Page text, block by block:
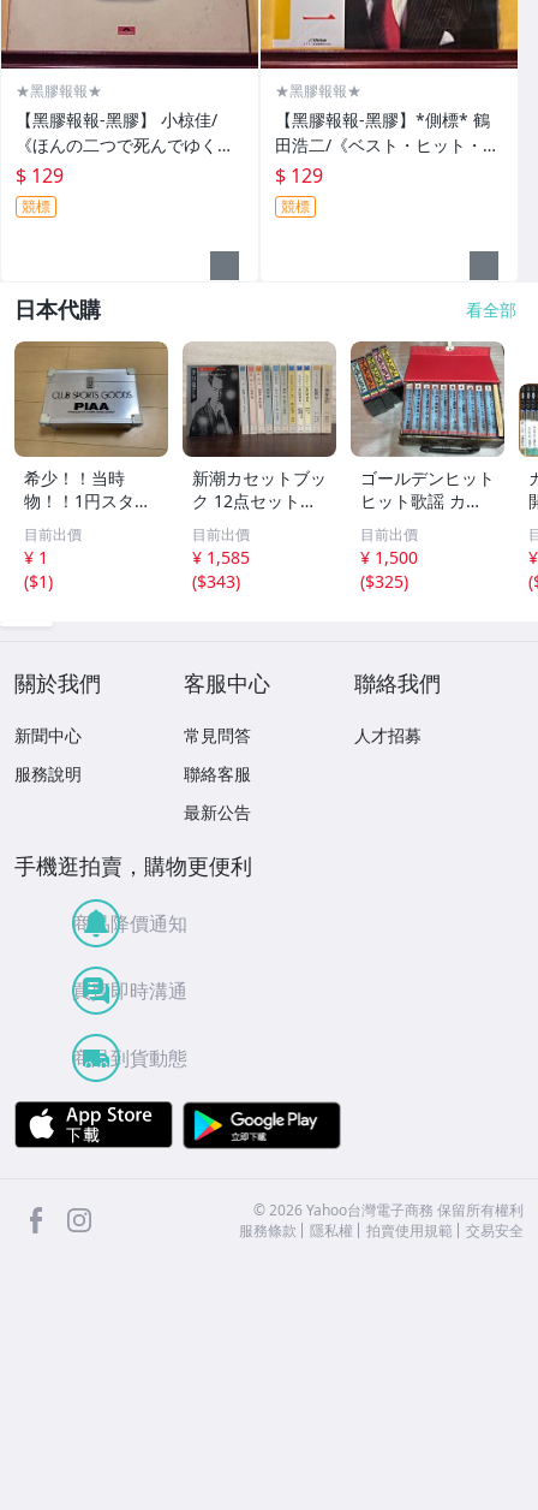
★黑膠報報★
【黑膠報報-黑膠】 小椋佳/
《ほんの二つで死んでゆく》
（只剩下二就死了）-A11-5
$ 129
競標
★黑膠報報★
【黑膠報報-黑膠】*側標* 鶴
田浩二/《ベスト・ヒット・ア
ルバム》 -A11-5
$ 129
競標
日本代購 看全部
希少！！当時
物！！1円スター
ト売り切り！！PI
AA CLUB SPORT
S GOODS アルミ
ケース 収納
目前出價
¥ 1
($1)
新潮カセットブッ
ク 12点セット
【三島由紀夫／森
外／太宰治／芥川
龍之介／谷崎潤一
郎／宮沢賢治／
目前出價
¥ 1,585
($343)
ゴールデンヒット
ヒット歌謡 カラ
オケ カセットテ
ープ まとめ昭和
レトロ 邦楽 童謡
演歌 17点
目前出價
¥ 1,500
($325)
(
關於我們
新聞中心
服務說明
客服中心
常見問答
聯絡客服
最新公告
聯絡我們
人才招募
手機逛拍賣，購物更便利
商品降價通知
買賣即時溝通
商品到貨動態
APP Store
facebook ©2026 Yahoo台灣電子商務 保留所有權利
服務條款
隱私權 拍賣使用規範 交易安全